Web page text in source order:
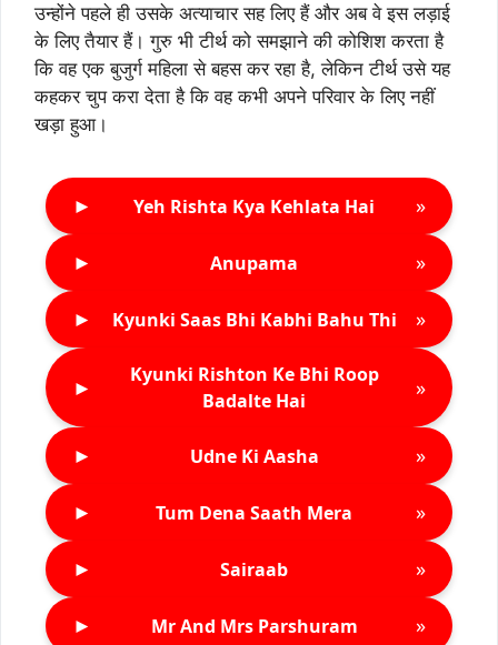
उन्होंने पहले ही उसके अत्याचार सह लिए हैं और अब वे इस लड़ाई
के लिए तैयार हैं। गुरु भी टीर्थ को समझाने की कोशिश करता है
कि वह एक बुजुर्ग महिला से बहस कर रहा है, लेकिन टीर्थ उसे यह
कहकर चुप करा देता है कि वह कभी अपने परिवार के लिए नहीं
खड़ा हुआ।
► Yeh Rishta Kya Kehlata Hai »
► Anupama »
► Kyunki Saas Bhi Kabhi Bahu Thi »
►
Kyunki Rishton Ke Bhi Roop
Badalte Hai
»
► Udne Ki Aasha »
► Tum Dena Saath Mera »
► Sairaab »
► Mr And Mrs Parshuram »